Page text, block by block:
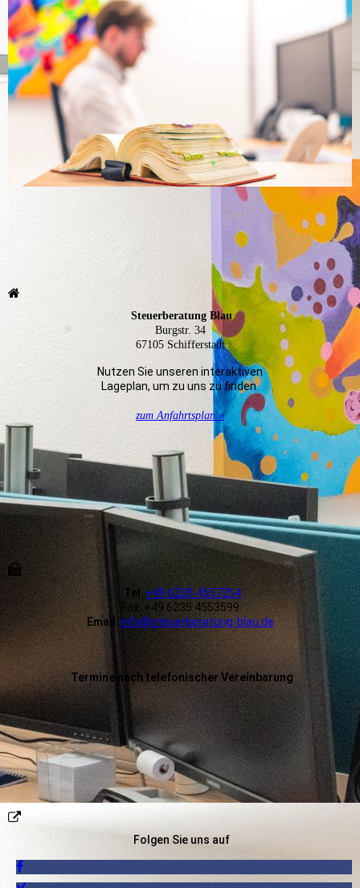
Steuerberatung Blau
Burgstr. 34
67105 Schifferstadt
Nutzen Sie unseren interaktiven
La­ge­plan, um zu uns zu finden.
zum Anfahrtsplan »
Tel: +49 6235 4557254
Fax: +49 6235 4553599
Email: info@steuerberatung-blau.de
Termine nach telefonischer Vereinbarung
Folgen Sie uns auf